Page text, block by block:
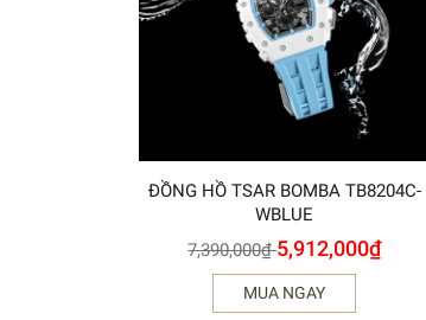
ĐỒNG HỒ TSAR BOMBA TB8204C-
WBLUE
7,390,000₫ 5,912,000₫
MUA NGAY